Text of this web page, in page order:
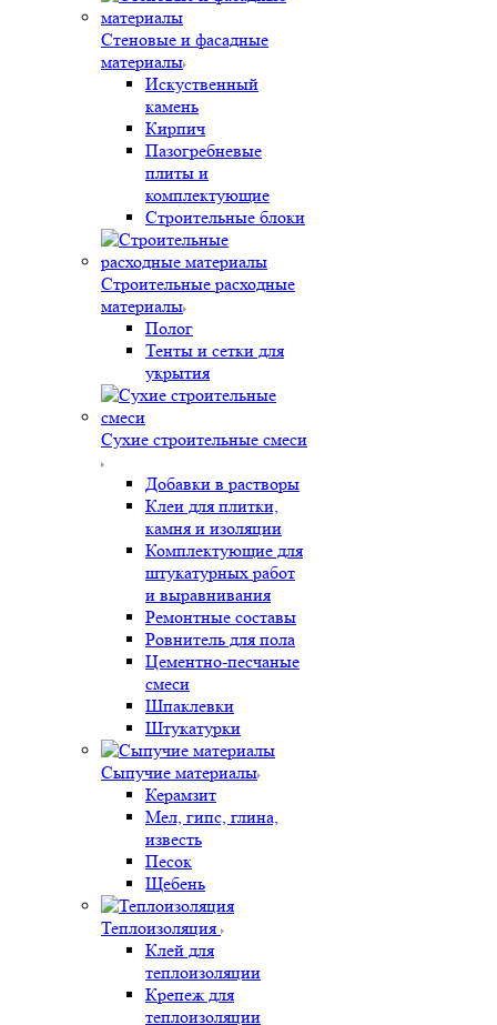
Стеновые и фасадные
материалы
Искуственный
камень
Кирпич
Пазогребневые
плиты и
комплектующие
Строительные блоки
Строительные расходные
материалы
Полог
Тенты и сетки для
укрытия
Сухие строительные смеси
Добавки в растворы
Клеи для плитки,
камня и изоляции
Комплектующие для
штукатурных работ
и выравнивания
Ремонтные составы
Ровнитель для пола
Цементно-песчаные
смеси
Шпаклевки
Штукатурки
Сыпучие материалы
Керамзит
Мел, гипс, глина,
известь
Песок
Щебень
Теплоизоляция
Клей для
теплоизоляции
Крепеж для
теплоизоляции